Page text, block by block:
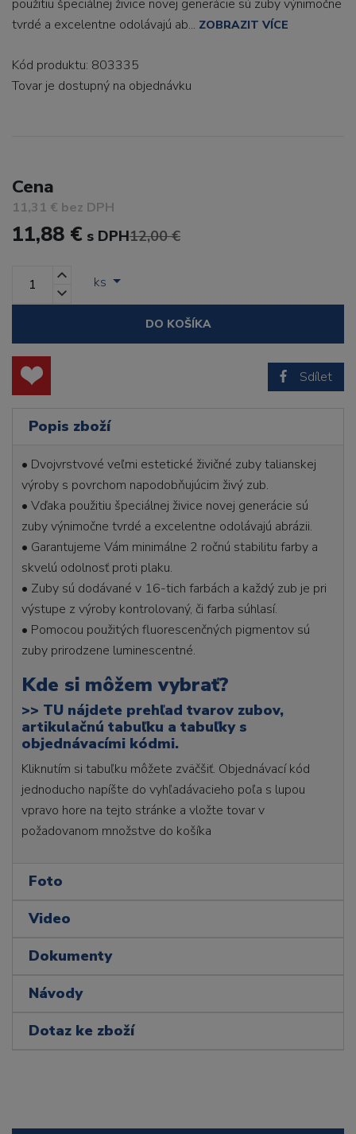
použitiu špeciálnej živice novej generácie sú zuby výnimočne
tvrdé a excelentne odolávajú ab... ZOBRAZIT VÍCE
Kód produktu: 803335
Tovar je dostupný na objednávku
Cena
11,31 € bez DPH
11,88 € s DPH12,00 €
ks
DO KOŠÍKA
Sdílet
Popis zboží
• Dvojvrstvové veľmi estetické živičné zuby talianskej
výroby s povrchom napodobňujúcim živý zub.
• Vďaka použitiu špeciálnej živice novej generácie sú
zuby výnimočne tvrdé a excelentne odolávajú abrázii.
• Garantujeme Vám minimálne 2 ročnú stabilitu farby a
skvelú odolnosť proti plaku.
• Zuby sú dodávané v 16-tich farbách a každý zub je pri
výstupe z výroby kontrolovaný, či farba súhlasí.
• Pomocou použitých fluorescenčných pigmentov sú
zuby prirodzene luminescentné.
Kde si môžem vybrať?
>> TU nájdete prehľad tvarov zubov,
artikulačnú tabuľku a tabuľky s
objednávacími kódmi.
Kliknutím si tabuľku môžete zväčšiť. Objednávací kód
jednoducho napíšte do vyhľadávacieho poľa s lupou
vpravo hore na tejto stránke a vložte tovar v
požadovanom množstve do košíka
Foto
Video
Dokumenty
Návody
Dotaz ke zboží